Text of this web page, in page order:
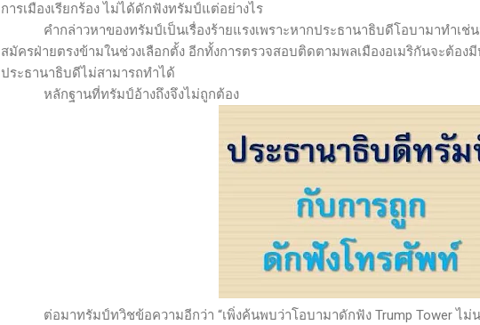
การเมืองเรียกร้อง ไม่ได้ดักฟังทรัมป์แต่อย่างไร
คำกล่าวหาของทรัมป์เป็นเรื่องร้ายแรงเพราะหากประธานาธิบดีโอบามาทำเช่
สมัครฝ่ายตรงข้ามในช่วงเลือกตั้ง อีกทั้งการตรวจสอบติดตามพลเมืองอเมริกันจะต้อง
ประธานาธิบดีไม่สามารถทำได้
หลักฐานที่ทรัมป์อ้างถึงจึงไม่ถูกต้อง
ต่อมาทรัมป์ทวิชข้อความอีกว่า “เพิ่งค้นพบว่าโอบามาดักฟัง Trump Towerไม่